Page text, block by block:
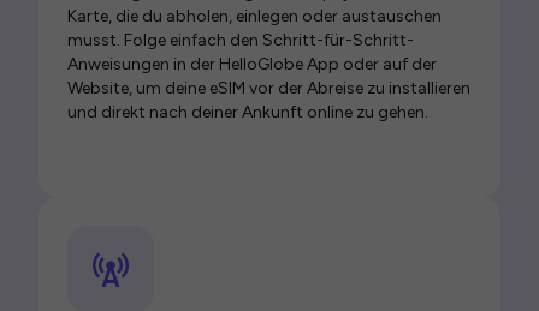
Karte, die du abholen, einlegen oder austauschen
musst. Folge einfach den Schritt-für-Schritt-
Anweisungen in der HelloGlobe App oder auf der
Website, um deine eSIM vor der Abreise zu installieren
und direkt nach deiner Ankunft online zu gehen.